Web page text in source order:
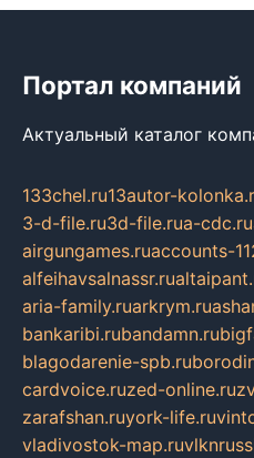
Портал компаний
Актуальный каталог
133chel.ru13autor-
3-d-file.ru3d-file.rua-cdc.ru
airgungames.ruaccounts-
alfeihavsalnassr.ru
aria-family.ruarkrym.ru
bankaribi.rubandamn.ru
blagodarenie-spb.ru
cardvoice.ruzed-online.ru
zarafshan.ruyork-life.ru
vladivostok-map.ru